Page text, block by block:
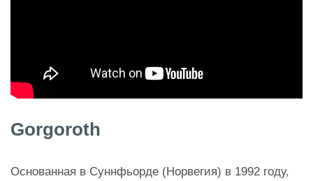
Gorgoroth
Основанная в Суннфьорде (Норвегия) в 1992 году,